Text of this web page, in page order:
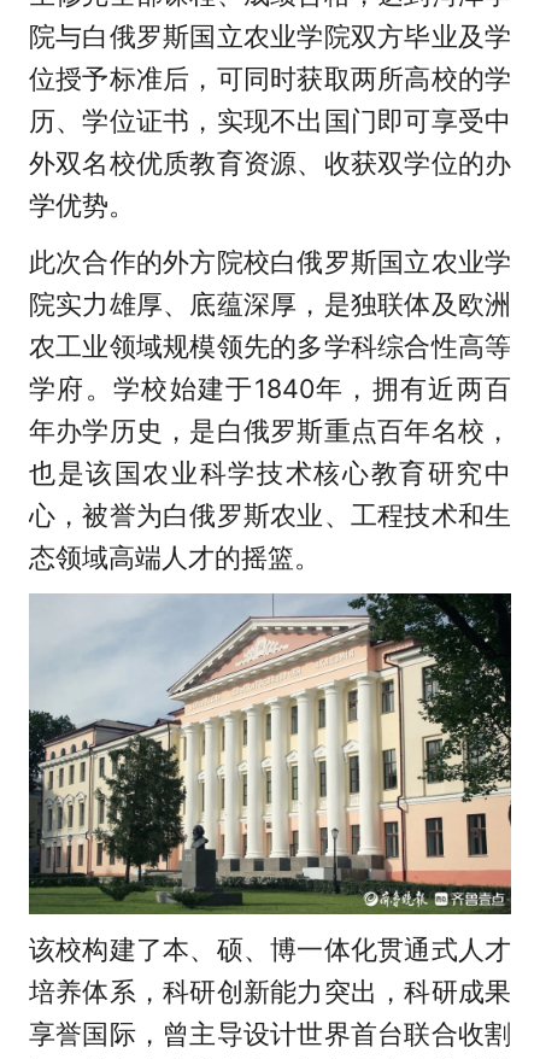
院与白俄罗斯国立农业学院双方毕业及学
位授予标准后，可同时获取两所高校的学
历、学位证书，实现不出国门即可享受中
外双名校优质教育资源、收获双学位的办
学优势。
此次合作的外方院校白俄罗斯国立农业学
院实力雄厚、底蕴深厚，是独联体及欧洲
农工业领域规模领先的多学科综合性高等
学府。学校始建于1840年，拥有近两百
年办学历史，是白俄罗斯重点百年名校，
也是该国农业科学技术核心教育研究中
心，被誉为白俄罗斯农业、工程技术和生
态领域高端人才的摇篮。
该校构建了本、硕、博一体化贯通式人才
培养体系，科研创新能力突出，科研成果
享誉国际，曾主导设计世界首台联合收割